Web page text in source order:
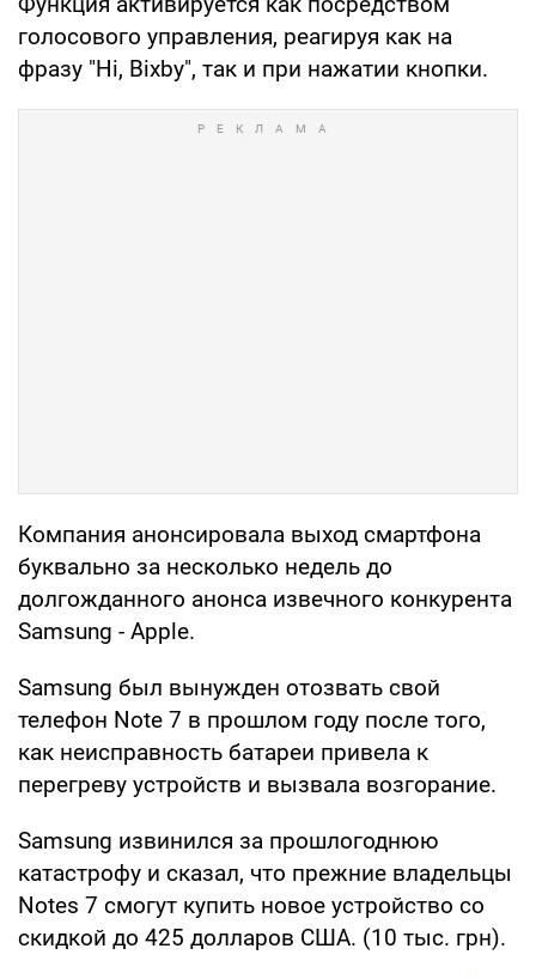
голосового управления, реагируя как на
фразу "Hi, Bixby", так и при нажатии кнопки.
Компания анонсировала выход смартфона
буквально за несколько недель до
долгожданного анонса извечного конкурента
Samsung - Apple.
Samsung был вынужден отозвать свой
телефон Note 7 в прошлом году после того,
как неисправность батареи привела к
перегреву устройств и вызвала возгорание.
Samsung извинился за прошлогоднюю
катастрофу и сказал, что прежние владельцы
Notes 7 смогут купить новое устройство со
скидкой до 425 долларов США. (10 тыс. грн).